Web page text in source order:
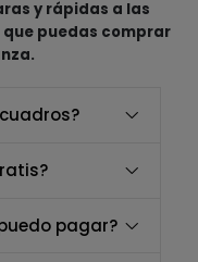
y rápidas a las
puedas comprar
pagar?